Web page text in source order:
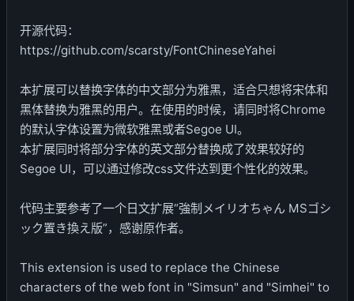
开源代码：
https://github.com/scarsty/FontChineseYahei
本扩展可以替换字体的中文部分为雅黑，适合只想将宋体和
黑体替换为雅黑的用户。在使用的时候，请同时将Chrome
的默认字体设置为微软雅黑或者Segoe UI。
本扩展同时将部分字体的英文部分替换成了效果较好的
Segoe UI，可以通过修改css文件达到更个性化的效果。
代码主要参考了一个日文扩展“強制メイリオちゃん MSゴシ
ック置き換え版”，感谢原作者。
This extension is used to replace the Chinese
characters of the web font in "Simsun" and "Simhei" to